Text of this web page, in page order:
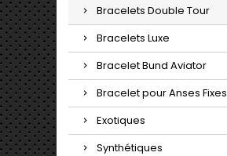
Bracelets Double Tour
Bracelets Luxe
Bracelet Bund Aviator
Bracelet pour Anses Fixes
Exotiques
Synthétiques